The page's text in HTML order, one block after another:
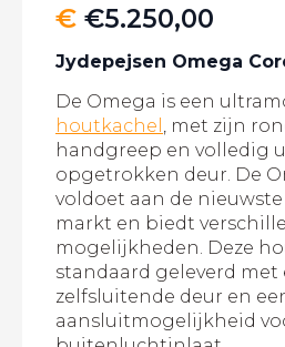
€ €5.250,00
Jydepejsen Omega
De Omega is een
houtkachel , met zijn
handgreep en volledig
opgetrokken deur. De
voldoet aan de nieuwste
markt en biedt
mogelijkheden. Deze
standaard geleverd met
zelfsluitende deur en
aansluitmogelijkheid